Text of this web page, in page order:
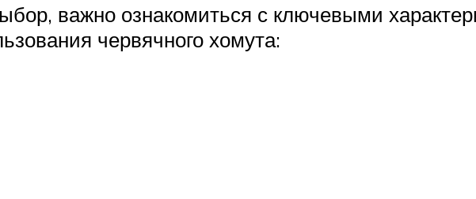
важно ознакомиться с ключевыми
червячного хомута: